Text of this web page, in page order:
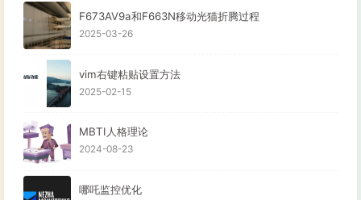
F673AV9a和F663N移动光猫折腾过程
2025-03-26
vim右键粘贴设置方法
2025-02-15
MBTI人格理论
2024-08-23
哪吒监控优化